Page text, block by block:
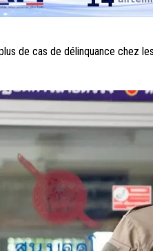
de cas de délinquance chez